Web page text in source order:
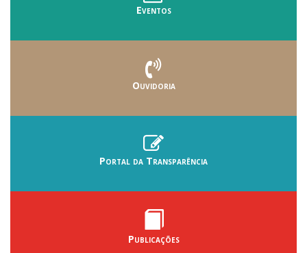
Eventos
Ouvidoria
Portal da Transparência
Publicações